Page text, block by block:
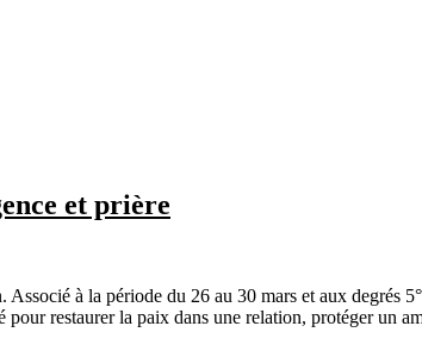
et prière
à la période du 26 au 30 mars et aux
restaurer la paix dans une relation, protéger un